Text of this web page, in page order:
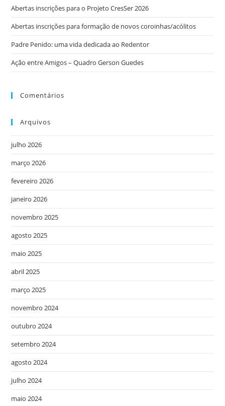
Abertas inscrições para o Projeto CresSer 2026
Abertas inscrições para formação de novos coroinhas/acólitos
Padre Penido: uma vida dedicada ao Redentor
Ação entre Amigos – Quadro Gerson Guedes
Comentários
Arquivos
julho 2026
março 2026
fevereiro 2026
janeiro 2026
novembro 2025
agosto 2025
maio 2025
abril 2025
março 2025
novembro 2024
outubro 2024
setembro 2024
agosto 2024
julho 2024
maio 2024